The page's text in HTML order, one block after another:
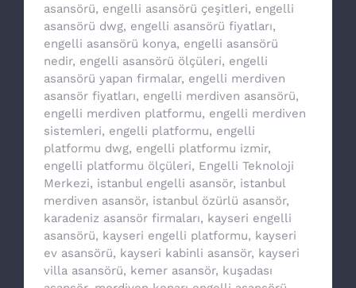
asansörü, engelli asansörü çeşitleri, engelli
asansörü dwg, engelli asansörü fiyatları,
engelli asansörü konya, engelli asansörü
nedir, engelli asansörü ölçüleri, engelli
asansörü yapan firmalar, engelli merdiven
asansör fiyatları, engelli merdiven asansörü,
engelli merdiven platformu, engelli merdiven
sistemleri, engelli platformu, engelli
platformu dwg, engelli platformu izmir,
engelli platformu ölçüleri, Engelli Teknoloji
Merkezi, istanbul engelli asansör, istanbul
merdiven asansör, istanbul özürlü asansör,
karadeniz asansör firmaları, kayseri engelli
asansörü, kayseri engelli platformu, kayseri
ev asansörü, kayseri kabinli asansör, kayseri
villa asansörü, kemer asansör, kuşadası